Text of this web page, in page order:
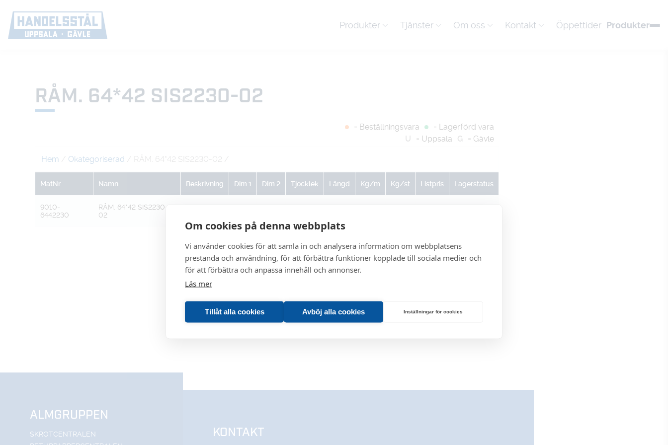
Om cookies på denna webbplats
Vi använder cookies för att samla in och analysera information om webbplatsens
prestanda och användning, för att förbättra funktioner kopplade till sociala medier och
för att förbättra och anpassa innehåll och annonser.
Läs mer
Tillåt alla cookies Avböj alla cookies Inställningar för cookies
Produkter Tjänster Om oss Kontakt Öppettider Produkter
RÅM. 64*42 SIS2230-02
= Beställningsvara
= Lagerförd vara
U
= Uppsala G = Gävle
Hem / Okategoriserad / RÅM. 64*42 SIS2230-02 /
MatNr Namn Beskrivning Dim 1 Dim 2 Tjocklek Längd Kg/m Kg/st Listpris Lagerstatus
9010-
6442230
RÅM. 64*42 SIS2230-
02
ALMGRUPPEN
SKROTCENTRALEN
KONTAKT